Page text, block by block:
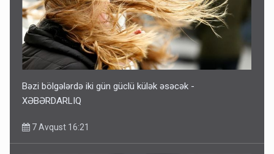
Bəzi bölgələrdə iki gün güclü külək əsəcək -
XƏBƏRDARLIQ
7 Avqust 16:21